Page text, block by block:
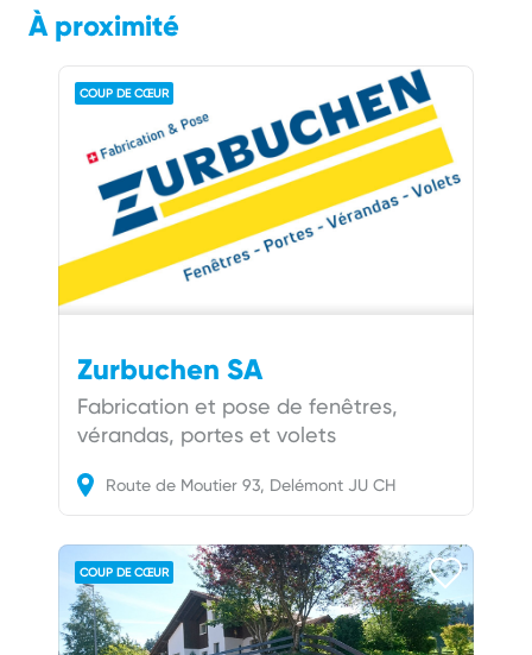
À proximité
COUP DE CŒUR
Zurbuchen SA
Fabrication et pose de fenêtres,
vérandas, portes et volets
Route de Moutier 93 Delémont JU CH
COUP DE CŒUR